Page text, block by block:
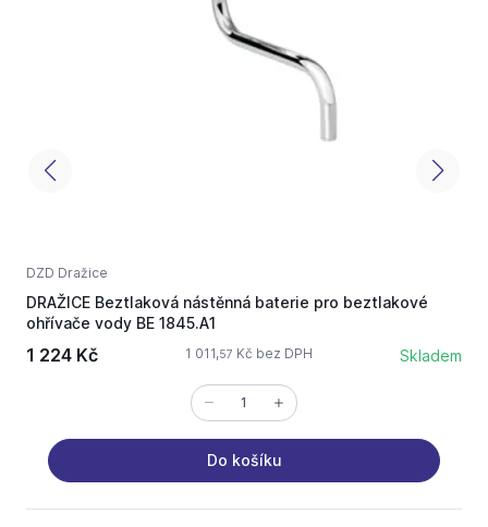
DZD Dražice
DRAŽICE Beztlaková nástěnná baterie pro beztlakové
ohřívače vody BE 1845.A1
1 224 Kč 1 011,57 Kč bez DPH Skladem
Do košíku